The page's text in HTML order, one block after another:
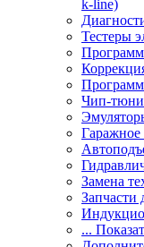
k-line)
Тестеры
Чип-
Гаражное
Замена
Запчасти
...